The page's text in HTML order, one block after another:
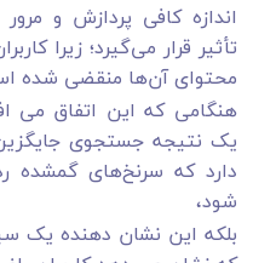
اندازه کافی پردازش و
تأثیر قرار می‌گیرد؛ زیرا
محتوای آن‌ها منقضی شده
هنگامی که این اتفاق می
یک نتیجه جستجوی
دارد که سرنخ‌های گمشده
شود،
بلکه این نشان دهنده یک